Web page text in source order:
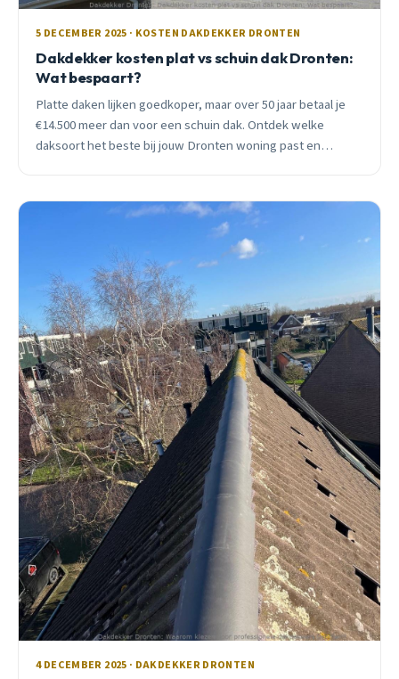
5 DECEMBER 2025 · KOSTEN DAKDEKKER DRONTEN
Dakdekker kosten plat vs schuin dak Dronten:
Wat bespaart?
Platte daken lijken goedkoper, maar over 50 jaar betaal je
€14.500 meer dan voor een schuin dak. Ontdek welke
daksoort het beste bij jouw Dronten woning past en
4 DECEMBER 2025 · DAKDEKKER DRONTEN